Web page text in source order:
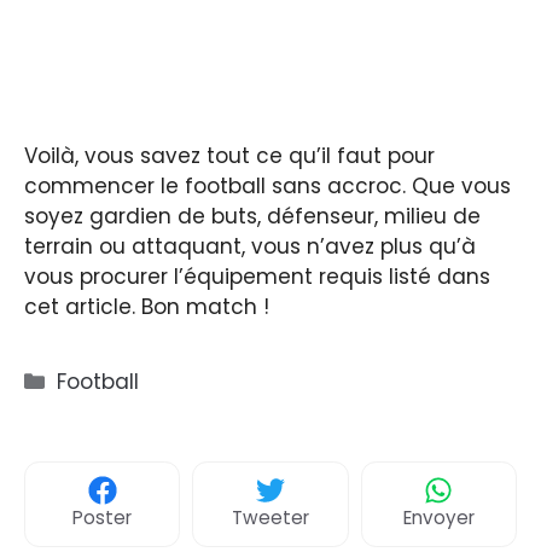
Voilà, vous savez tout ce qu’il faut pour
commencer le football sans accroc. Que vous
soyez gardien de buts, défenseur, milieu de
terrain ou attaquant, vous n’avez plus qu’à
vous procurer l’équipement requis listé dans
cet article. Bon match !
Catégories
Football
Poster Tweeter Envoyer